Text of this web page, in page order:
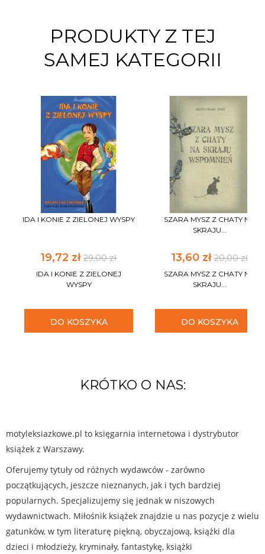
PRODUKTY Z TEJ
SAMEJ KATEGORII
IDA I KONIE Z ZIELONEJ WYSPY
19,72 zł 29,00 zł
IDA I KONIE Z ZIELONEJ
WYSPY
DO KOSZYKA
SZARA MYSZ Z CHATY NA
SKRAJU...
13,60 zł20,00 zł
SZARA MYSZ Z CHATY NA
SKRAJU...
DO KOSZYKA
KRÓTKO O NAS:
motyleksiazkowe.pl to księgarnia internetowa i dystrybutor
książek z Warszawy.
Oferujemy tytuły od różnych wydawców - zarówno
początkujących, jeszcze nieznanych, jak i tych bardziej
popularnych. Specjalizujemy się jednak w niszowych
wydawnictwach. Miłośnik książek znajdzie u nas pozycje z wielu
gatunków, w tym literaturę piękną, obyczajową, książki dla
dzieci i młodzieży, kryminały, fantastykę, książki